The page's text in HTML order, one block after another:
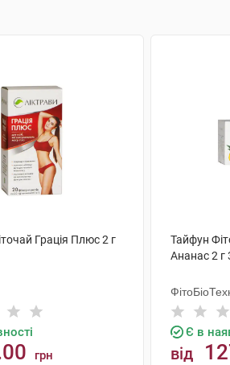
Грація Плюс 2 г
грн
Тайфун
Ананас 2 г
Є в
від